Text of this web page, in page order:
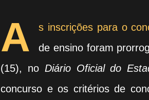
A
s inscrições para o
de ensino foram
(15), no Diário Oficial do
concurso e os critérios de